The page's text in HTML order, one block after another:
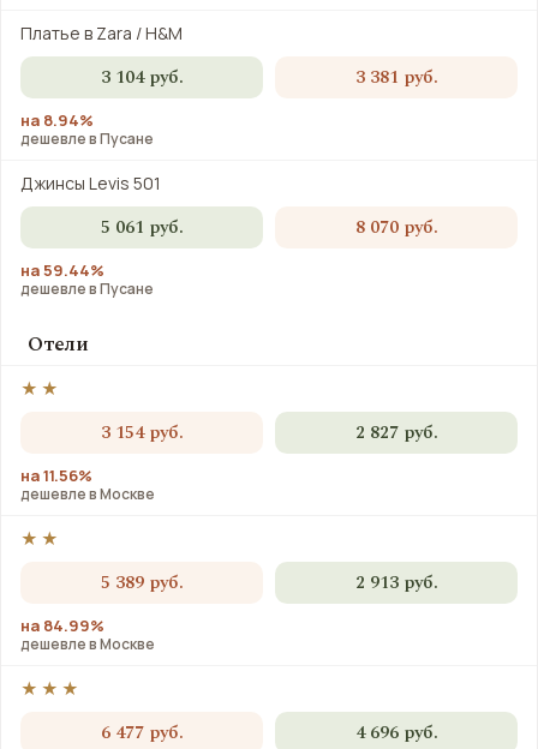
Платье в Zara / H&M
3 104 руб. 3 381 руб.
на 8.94%
дешевле в Пусане
Джинсы Levis 501
5 061 руб. 8 070 руб.
на 59.44%
дешевле в Пусане
Отели
★★
3 154 руб. 2 827 руб.
на 11.56%
дешевле в Москве
★★
5 389 руб. 2 913 руб.
на 84.99%
дешевле в Москве
★★★
6 477 руб. 4 696 руб.